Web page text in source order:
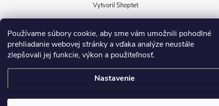
Používame súbory cookie, aby sme vám umožnili pohodlné
prehliadanie webovej stránky a vďaka analýze neustále
zlepšovali jej funkcie, výkon a použiteľnosť.
Nastavenie
Vytvoril Shoptet